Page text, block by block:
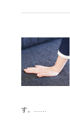
す。……